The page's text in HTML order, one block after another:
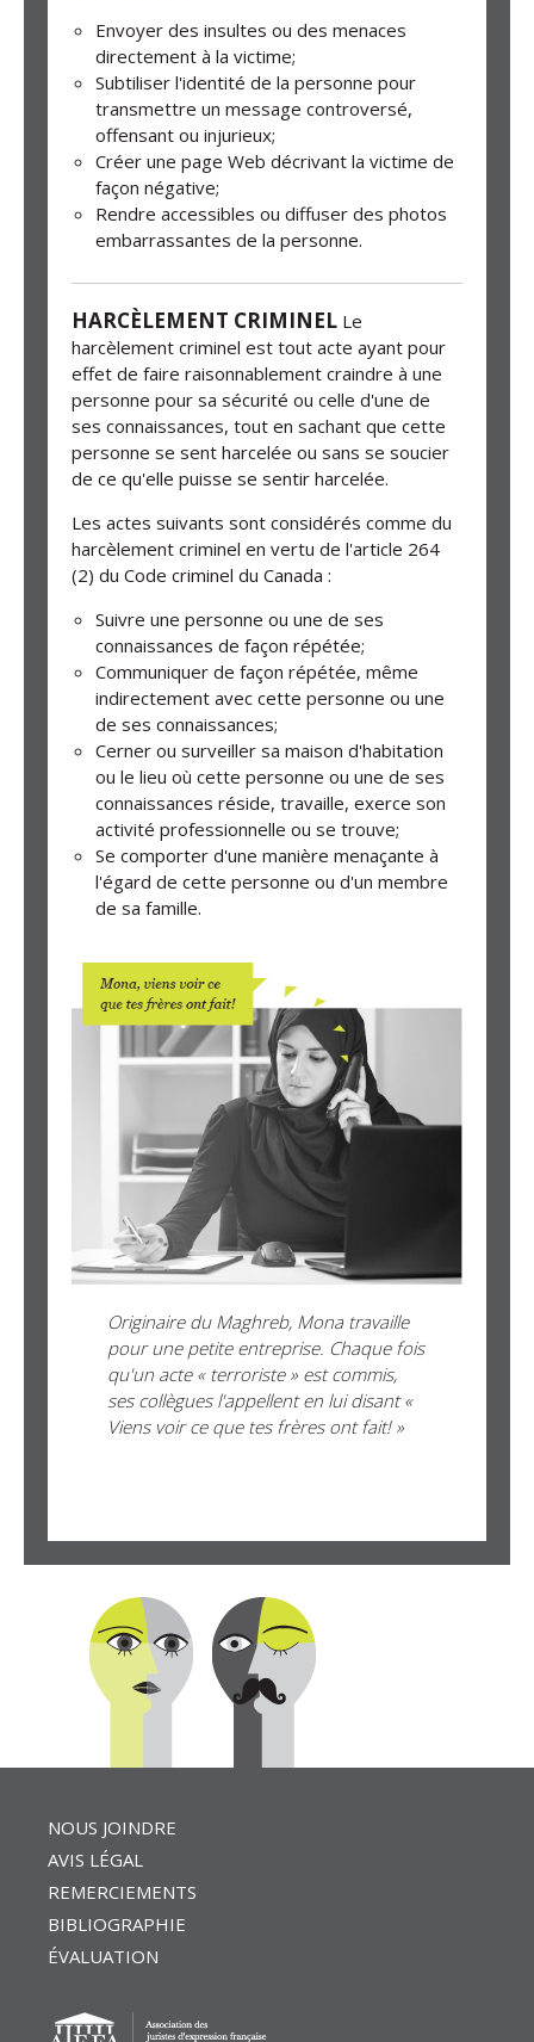
Envoyer des insultes ou des menaces
directement à la victime;
Subtiliser l'identité de la personne pour
transmettre un message controversé,
offensant ou injurieux;
Créer une page Web décrivant la victime de
façon négative;
Rendre accessibles ou diffuser des photos
embarrassantes de la personne.
HARCÈLEMENT CRIMINEL Le
harcèlement criminel est tout acte ayant pour
effet de faire raisonnablement craindre à une
personne pour sa sécurité ou celle d'une de
ses connaissances, tout en sachant que cette
personne se sent harcelée ou sans se soucier
de ce qu'elle puisse se sentir harcelée.
Les actes suivants sont considérés comme du
harcèlement criminel en vertu de l'article 264
(2) du Code criminel du Canada :
Suivre une personne ou une de ses
connaissances de façon répétée;
Communiquer de façon répétée, même
indirectement avec cette personne ou une
de ses connaissances;
Cerner ou surveiller sa maison d'habitation
ou le lieu où cette personne ou une de ses
connaissances réside, travaille, exerce son
activité professionnelle ou se trouve;
Se comporter d'une manière menaçante à
l'égard de cette personne ou d'un membre
de sa famille.
Originaire du Maghreb, Mona travaille
pour une petite entreprise. Chaque fois
qu'un acte « terroriste » est commis,
ses collègues l'appellent en lui disant «
Viens voir ce que tes frères ont fait! »
NOUS JOINDRE
AVIS LÉGAL
REMERCIEMENTS
BIBLIOGRAPHIE
ÉVALUATION